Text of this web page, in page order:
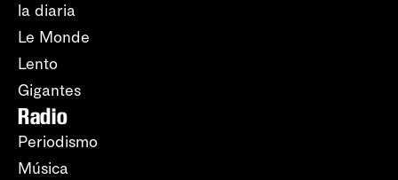
la diaria
Le Monde
Lento
Gigantes
Radio
Periodismo
Música